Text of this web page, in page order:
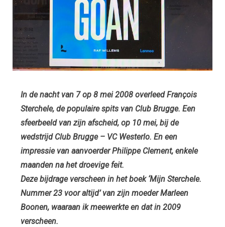
In de nacht van 7 op 8 mei 2008 overleed François
Sterchele, de populaire spits van Club Brugge. Een
sfeerbeeld van zijn afscheid, op 10 mei, bij de
wedstrijd Club Brugge – VC Westerlo. En een
impressie van aanvoerder Philippe Clement, enkele
maanden na het droevige feit.
Deze bijdrage verscheen in het boek ‘Mijn Sterchele.
Nummer 23 voor altijd’ van zijn moeder Marleen
Boonen, waaraan ik meewerkte en dat in 2009
verscheen.